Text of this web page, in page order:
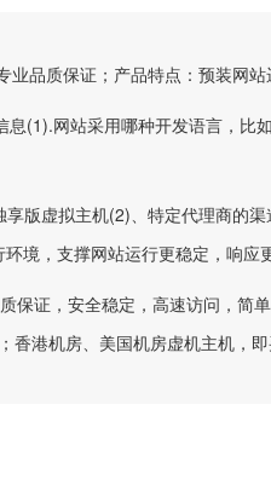
品质保证；产品特点：预装网
(1).网站采用哪种开发语言，
版虚拟主机(2)、特定代理商的
境，支撑网站运行更稳定，响
保证，安全稳定，高速访问，
港机房、美国机房虚机主机，